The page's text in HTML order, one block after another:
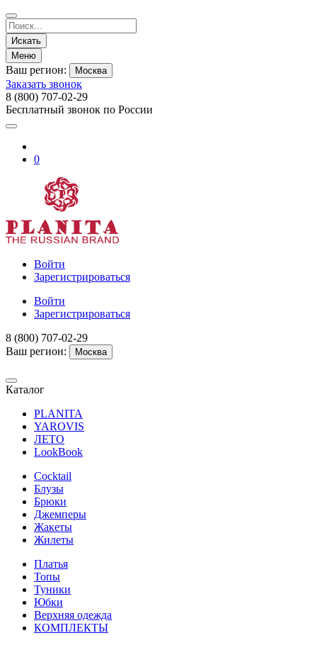
Искать
Меню
Ваш регион: Москва
Заказать звонок
8 (800) 707-02-29
Бесплатный звонок по России
0
Войти
Зарегистрироваться
Войти
Зарегистрироваться
8 (800) 707-02-29
Ваш регион:
Москва
Каталог
PLANITA
YAROVIS
ЛЕТО
LookBook
Cocktail
Блузы
Брюки
Джемперы
Жакеты
Жилеты
Платья
Топы
Туники
Юбки
Верхняя одежда
КОМПЛЕКТЫ